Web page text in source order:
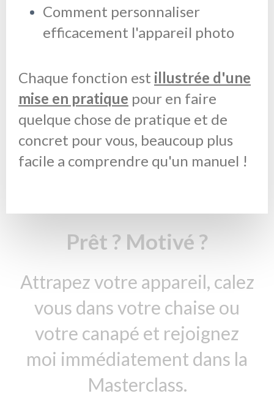
Comment personnaliser
efficacement l'appareil photo
Chaque fonction est illustrée d'une
mise en pratique pour en faire
quelque chose de pratique et de
concret pour vous, beaucoup plus
facile a comprendre qu'un manuel !
Prêt ? Motivé ?
Attrapez votre appareil, calez
vous dans votre chaise ou
votre canapé et rejoignez
moi immédiatement dans la
Masterclass.